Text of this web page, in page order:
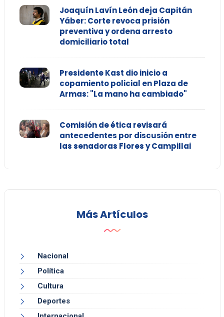
Joaquín Lavín León deja Capitán
Yáber: Corte revoca prisión
preventiva y ordena arresto
domiciliario total
Presidente Kast dio inicio a
copamiento policial en Plaza de
Armas: "La mano ha cambiado"
Comisión de ética revisará
antecedentes por discusión entre
las senadoras Flores y Campillai
Más Artículos
Nacional
Política
Cultura
Deportes